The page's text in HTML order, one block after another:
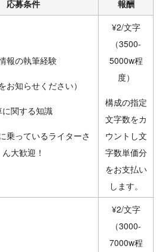
応募条件 報酬
報の執筆経験
お知らせください）
に関する知識
乗っているライターさ
ん大歓迎！
¥2/文字
（3500-
5000w程
度）
構成の指定
文字数をカ
ウントし文
字数単価分
をお支払い
します。
¥2/文字
（3000-
7000w程